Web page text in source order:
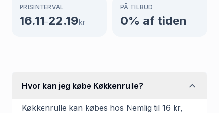
PRISINTERVAL
16.11–22.19kr
PÅ TILBUD
0% af tiden
Hvor kan jeg købe Køkkenrulle?
Køkkenrulle kan købes hos Nemlig til 16 kr,